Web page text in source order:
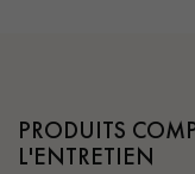
PRODUITS
L'ENTRETIEN